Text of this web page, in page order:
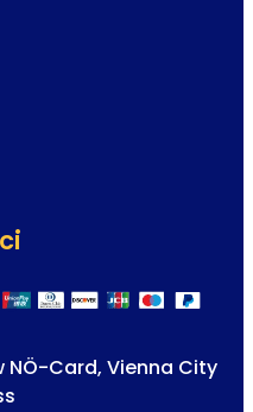
Card, Vienna City